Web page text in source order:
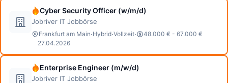
Cyber Security Officer (w/m/d)
Jobriver IT Jobbörse
Frankfurt am Main·Hybrid·Vollzeit·
48.000 € - 67.000 €
27.04.2026
Enterprise Engineer (m/w/d)
Jobriver IT Jobbörse